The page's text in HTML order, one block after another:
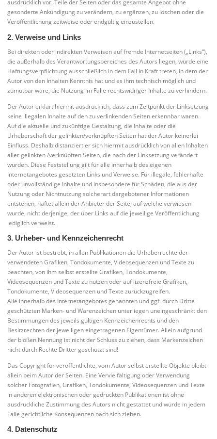
ausdrücklich vor, Teile der Seiten oder das gesamte Angebot ohne
gesonderte Ankündigung zu verändern, zu ergänzen, zu löschen oder die
Veröffentlichung zeitweise oder endgültig einzustellen.
2. Verweise und Links
Bei direkten oder indirekten Verweisen auf fremde Internetseiten („Links“),
die außerhalb des Verantwortungsbereiches des Autors liegen, würde eine
Haftungsverpflichtung ausschließlich in dem Fall in Kraft treten, in dem der
Autor von den Inhalten Kenntnis hat und es ihm technisch möglich und
zumutbar wäre, die Nutzung im Falle rechtswidriger Inhalte zu verhindern.
Der Autor erklärt hiermit ausdrücklich, dass zum Zeitpunkt der Linksetzung
keine illegalen Inhalte auf den zu verlinkenden Seiten erkennbar waren.
Auf die aktuelle und zukünftige Gestaltung, die Inhalte oder die
Urheberschaft der gelinkten/verknüpften Seiten hat der Autor keinerlei
Einfluss. Deshalb distanziert er sich hiermit ausdrücklich von allen Inhalten
aller gelinkten /verknüpften Seiten, die nach der Linksetzung verändert
wurden. Diese Feststellung gilt für alle innerhalb des eigenen
Internetangebotes gesetzten Links und Verweise. Für illegale, fehlerhafte
oder unvollständige Inhalte und insbesondere für Schäden, die aus der
Nutzung oder Nichtnutzung solcherart dargebotener Informationen
entstehen, haftet allein der Anbieter der Seite, auf welche verwiesen
wurde, nicht derjenige, der über Links auf die jeweilige Veröffentlichung
lediglich verweist.
3. Urheber- und Kennzeichenrecht
Der Autor ist bestrebt, in allen Publikationen die Urheberrechte der
verwendeten Grafiken, Tondokumente, Videosequenzen und Texte zu
beachten, von ihm selbst erstellte Grafiken, Tondokumente,
Videosequenzen und Texte zu nutzen oder auf lizenzfreie Grafiken,
Tondokumente, Videosequenzen und Texte zurückzugreifen.
Alle innerhalb des Internetangebotes genannten und ggf. durch Dritte
geschützten Marken- und Warenzeichen unterliegen uneingeschränkt den
Bestimmungen des jeweils gültigen Kennzeichenrechts und den
Besitzrechten der jeweiligen eingetragenen Eigentümer. Allein aufgrund
der bloßen Nennung ist nicht der Schluss zu ziehen, dass Markenzeichen
nicht durch Rechte Dritter geschützt sind!
Das Copyright für veröffentlichte, vom Autor selbst erstellte Objekte bleibt
allein beim Autor der Seiten. Eine Vervielfältigung oder Verwendung
solcher Fotografien, Grafiken, Tondokumente, Videosequenzen und Texte
in anderen elektronischen oder gedruckten Publikationen ist ohne
ausdrückliche Zustimmung des Autors nicht gestattet und würde in jedem
Falle gerichtliche Konsequenzen nach sich ziehen.
4. Datenschutz